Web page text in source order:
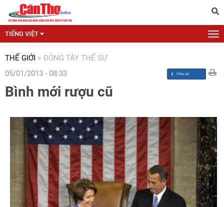
TIẾNG VIỆT
THẾ GIỚI > ĐÔNG TÂY THẾ SỰ
05/01/2013 - 08:33
Bình mới rượu cũ